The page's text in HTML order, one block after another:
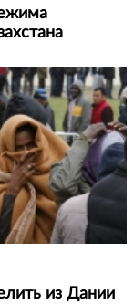
из Дании